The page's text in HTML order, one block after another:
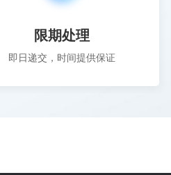
限期处理
即日递交，时间提供保证